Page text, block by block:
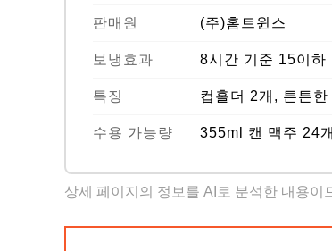
판매원 (주)홈트윈스
보냉효과 8시간 기준 15이하
특징 컵홀더 2개, 튼튼
수용 가능량 355ml 캔 맥주 24개
상세 페이지의 정보를 AI로 분석한 내용